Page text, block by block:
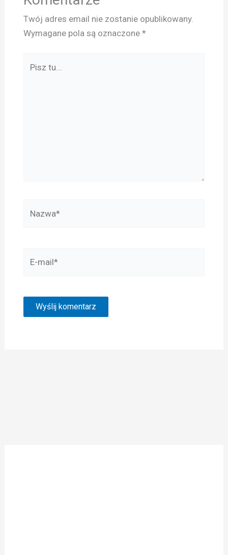
Twój adres email nie zostanie opublikowany.
Wymagane pola są oznaczone *